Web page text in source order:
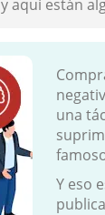
aquí están
una
Y eso